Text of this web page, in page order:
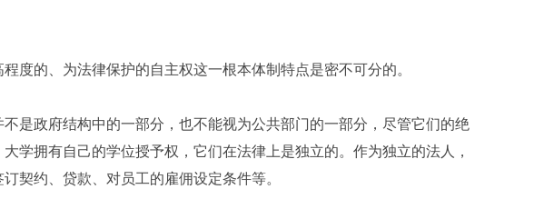
度的、为法律保护的自主权这一根本体制特点是密不可分的。
是政府结构中的一部分，也不能视为公共部门的一部分，尽管它们的绝
学拥有自己的学位授予权，它们在法律上是独立的。作为独立的法人，
契约、贷款、对员工的雇佣设定条件等。